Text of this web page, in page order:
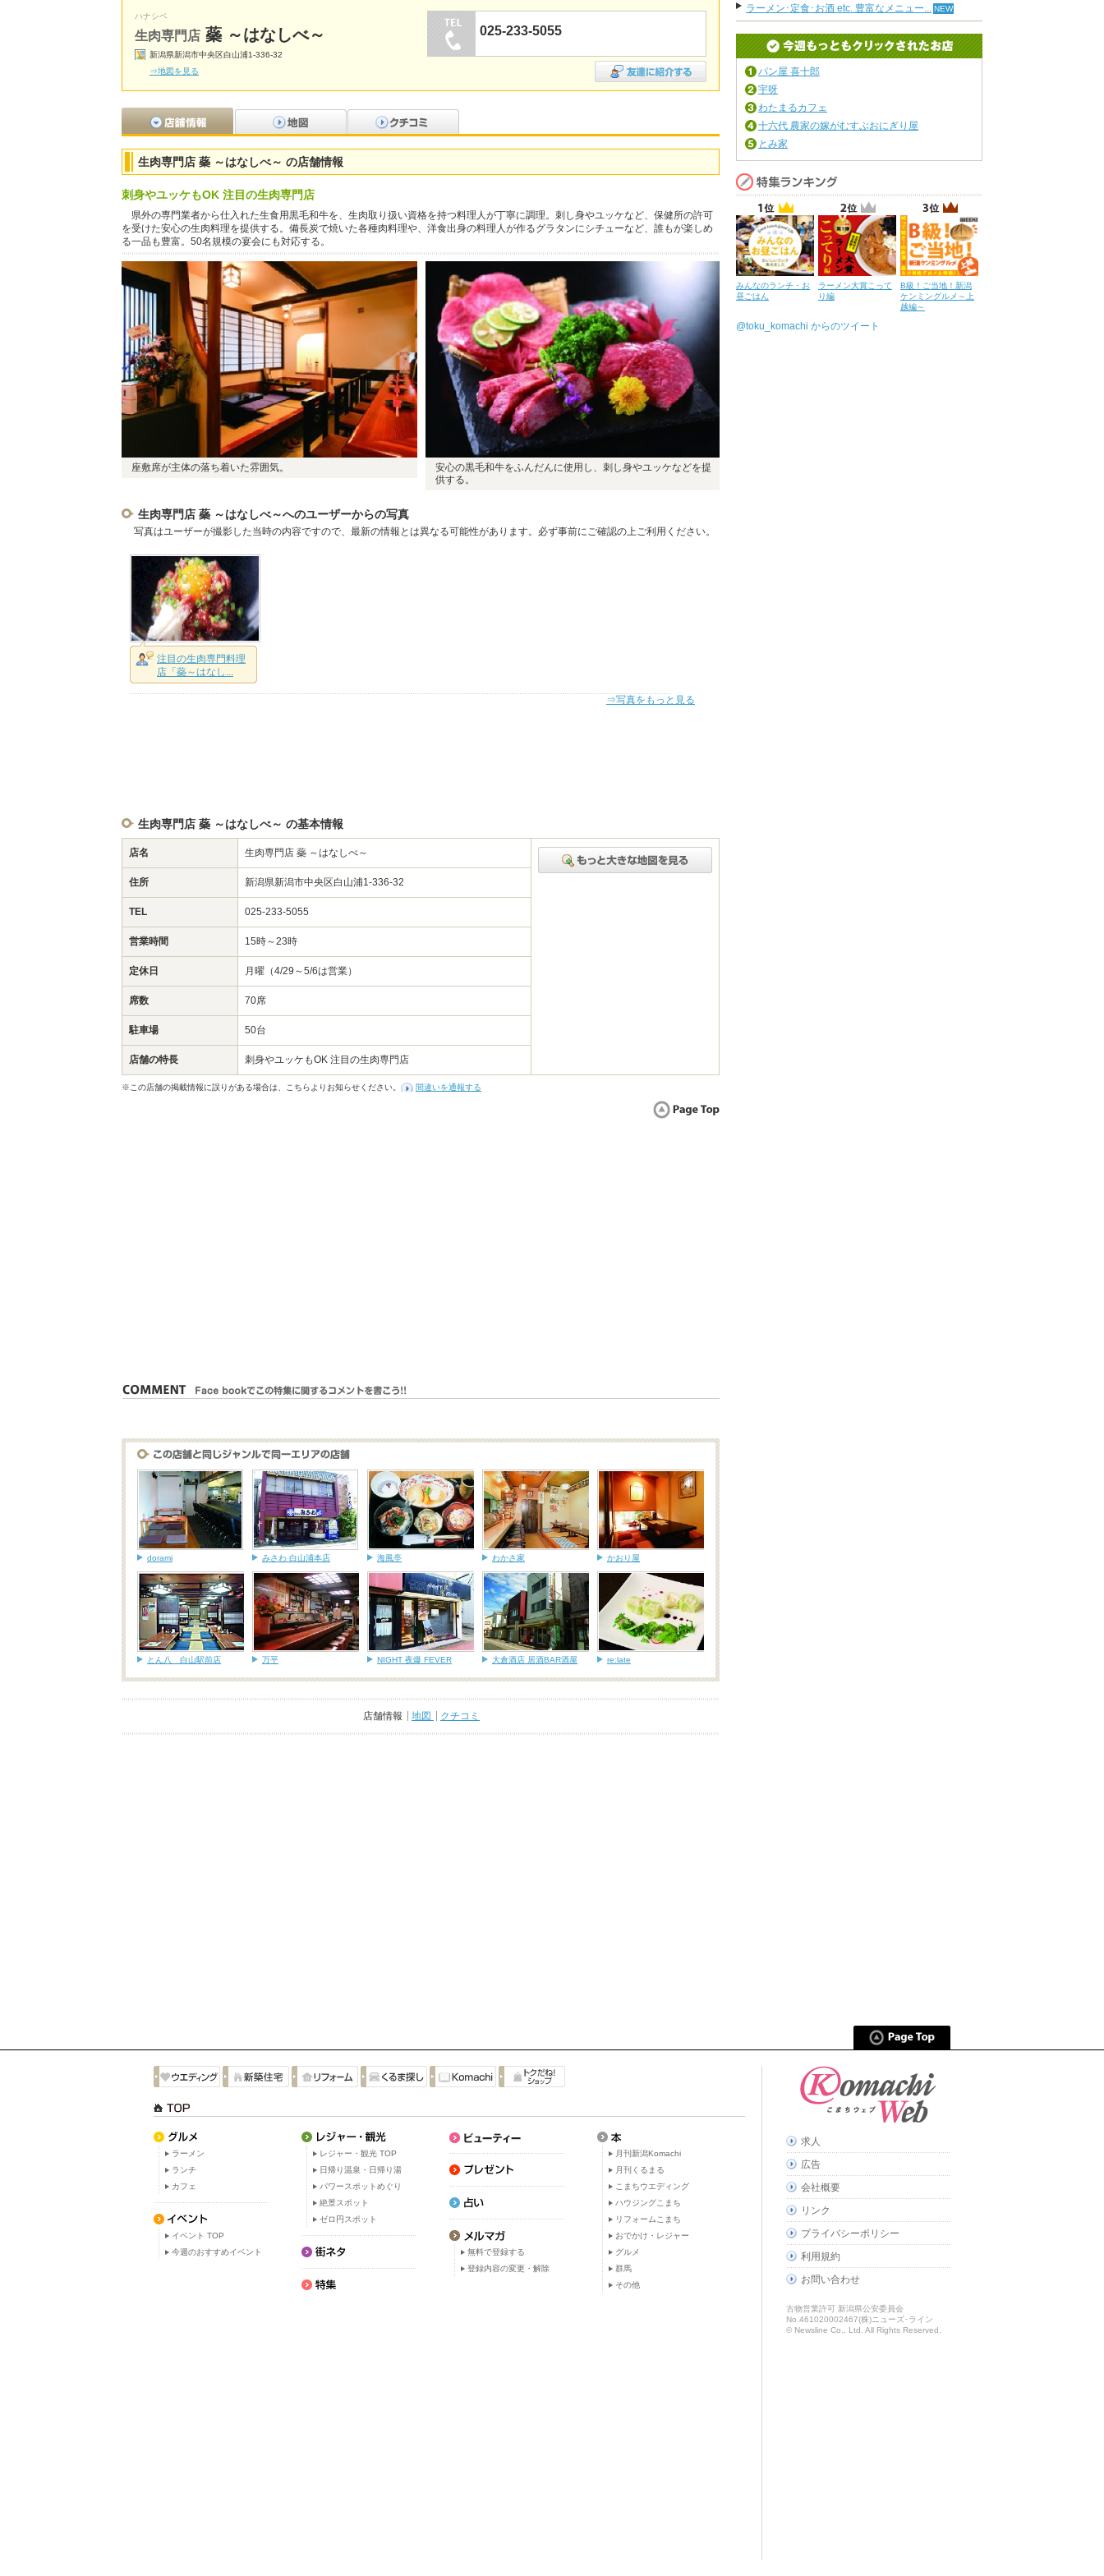
ハナシベ
生肉専門店 蘂 ～はなしべ～
新潟県新潟市中央区白山浦1-336-32
⇒地図を見る
025-233-5055
生肉専門店 蘂 ～はなしべ～ の店舗情報
刺身やユッケもOK 注目の生肉専門店
県外の専門業者から仕入れた生食用黒毛和牛を、生肉取り扱い資格を持つ料理人が丁寧に調理。刺し身やユッケなど、保健所の許可
を受けた安心の生肉料理を提供する。備長炭で焼いた各種肉料理や、洋食出身の料理人が作るグラタンにシチューなど、誰もが楽しめ
る一品も豊富。50名規模の宴会にも対応する。
座敷席が主体の落ち着いた雰囲気。
安心の黒毛和牛をふんだんに使用し、刺し身やユッケなどを提
供する。
生肉専門店 蘂 ～はなしべ～へのユーザーからの写真
写真はユーザーが撮影した当時の内容ですので、最新の情報とは異なる可能性があります。必ず事前にご確認の上ご利用ください。
注目の生肉専門料理
店「蘂～はなし...
⇒写真をもっと見る
生肉専門店 蘂 ～はなしべ～ の基本情報
店名 生肉専門店 蘂 ～はなしべ～
住所 新潟県新潟市中央区白山浦1-336-32
TEL 025-233-5055
営業時間 15時～23時
定休日 月曜（4/29～5/6は営業）
席数 70席
駐車場 50台
店舗の特長 刺身やユッケもOK 注目の生肉専門店
※この店舗の掲載情報に誤りがある場合は、こちらよりお知らせください。 間違いを通報する
dorami みさわ 白山浦本店 海風亭 わかさ家 かおり屋
とん八 白山駅前店 万平 NIGHT 夜爆 FEVER 大倉酒店 居酒BAR酒屋 re:late
店舗情報 地図 クチコミ
ラーメン･定食･お酒 etc. 豊富なメニュー...
パン屋 喜十郎
宇呀
わたまるカフェ
十六代 農家の嫁がむすぶおにぎり屋
とみ家
みんなのランチ・お
昼ごはん
ラーメン大賞こって
り編
B級！ご当地！新潟
ケンミングルメ～上
越編～
@toku_komachi からのツイート
ラーメン
ランチ
カフェ
イベント TOP
今週のおすすめイベント
レジャー・観光 TOP
日帰り温泉・日帰り湯
パワースポットめぐり
絶景スポット
ゼロ円スポット
無料で登録する
登録内容の変更・解除
月刊新潟Komachi
月刊くるまる
こまちウエディング
ハウジングこまち
リフォームこまち
おでかけ・レジャー
グルメ
群馬
その他
求人
広告
会社概要
リンク
プライバシーポリシー
利用規約
お問い合わせ
古物営業許可 新潟県公安委員会
No.461020002467(株)ニューズ･ライン
© Newsline Co., Ltd. All Rights Reserved.